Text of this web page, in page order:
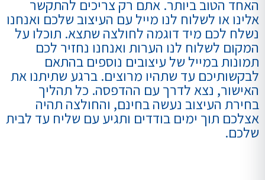
האחד הטוב ביותר. אתם רק צריכים להתקשר
אלינו או לשלוח לנו מייל עם העיצוב שלכם ואנחנו
נשלח לכם מיד דוגמה לחולצה שתצא. תוכלו על
המקום לשלוח לנו הערות ואנחנו נחזיר לכם
תמונות במייל של עיצובים נוספים בהתאם
לבקשותיכם עד שתהיו מרוצים. ברגע שתיתנו את
האישור, נצא לדרך עם ההדפסה. כל תהליך
בחירת העיצוב נעשה בחינם, והחולצה תהיה
אצלכם תוך ימים בודדים ותגיע עם שליח עד לבית
שלכם.